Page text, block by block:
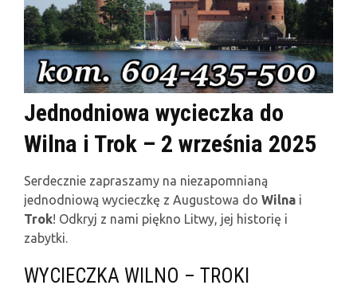
Jednodniowa wycieczka do
Wilna i Trok – 2 września 2025
Serdecznie zapraszamy na niezapomnianą
jednodniową wycieczkę z Augustowa do Wilna i
Trok! Odkryj z nami piękno Litwy, jej historię i
zabytki.
WYCIECZKA WILNO – TROKI